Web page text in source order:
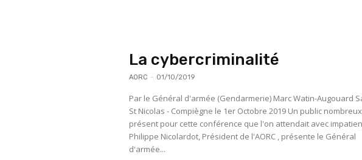
La cybercriminalité
AORC - 01/10/2019
Par le Général d'armée (Gendarmerie) Marc Watin-Augouard Salle
St Nicolas - Compiègne le 1er Octobre 2019 Un public nombreux était
présent pour cette conférence que l'on attendait avec
Philippe Nicolardot, Président de l'AORC , présente le Général
d'armée...